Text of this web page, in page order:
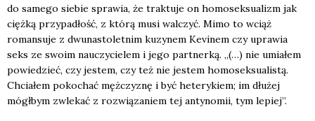
do same­go sie­bie spra­wia, że trak­tu­je on homo­sek­su­alizm jak
cięż­ką przy­pa­dłość, z któ­rą musi wal­czyć. Mimo to wciąż
roman­su­je z dwu­na­sto­let­nim kuzy­nem Kevi­nem czy upra­wia
seks ze swo­im nauczy­cie­lem i jego part­ner­ką. „(…) nie umia­łem
powie­dzieć, czy jestem, czy też nie jestem homo­sek­su­ali­stą.
Chcia­łem poko­chać męż­czy­znę i być hete­ry­kiem; im dłu­żej
mógł­bym zwle­kać z roz­wią­za­niem tej anty­no­mii, tym lepiej”.